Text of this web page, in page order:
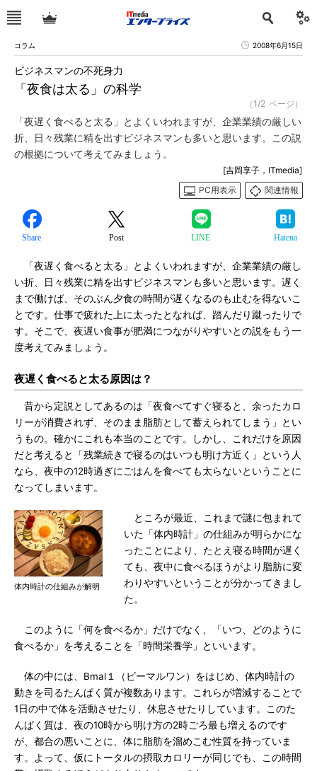
コラム 2008年6月15日
「夜食は太る」の科学
ビジネスマンの不死身力
（1/2 ページ）
「夜遅く食べると太る」とよくいわれますが、企業業績の厳しい
折、日々残業に精を出すビジネスマンも多いと思います。この説
の根拠について考えてみましょう。
[吉岡享子，ITmedia]
PC用表示
関連情報
Share Post LINE Hatena
「夜遅く食べると太る」とよくいわれますが、企業業績の厳し
い折、日々残業に精を出すビジネスマンも多いと思います。遅く
まで働けば、そのぶん夕食の時間が遅くなるのも止むを得ないこ
とです。仕事で疲れた上に太ったとなれば、踏んだり蹴ったりで
す。そこで、夜遅い食事が肥満につながりやすいとの説をもう一
度考えてみましょう。
夜遅く食べると太る原因は？
昔から定説としてあるのは「夜食べてすぐ寝ると、余ったカロ
リーが消費されず、そのまま脂肪として蓄えられてしまう」とい
うもの。確かにこれも本当のことです。しかし、これだけを原因
だと考えると「残業続きで寝るのはいつも明け方近く」という人
なら、夜中の12時過ぎにごはんを食べても太らないということに
なってしまいます。
体内時計の仕組みが解明
ところが最近、これまで謎に包まれて
いた「体内時計」の仕組みが明らかにな
ったことにより、たとえ寝る時間が遅く
ても、夜中に食べるほうがより脂肪に変
わりやすいということが分かってきまし
た。
このように「何を食べるか」だけでなく、「いつ、どのように
食べるか」を考えることを「時間栄養学」といいます。
体の中には、Bmal１（ビーマルワン）をはじめ、体内時計の
動きを司るたんぱく質が複数あります。これらが増減することで
1日の中で体を活動させたり、休息させたりしています。このた
んぱく質は、夜の10時から明け方の2時ごろ最も増えるのです
が、都合の悪いことに、体に脂肪を溜めこむ性質を持っていま
す。よって、仮にトータルの摂取カロリーが同じでも、この時間